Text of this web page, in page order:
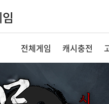
전체게임 캐시충전